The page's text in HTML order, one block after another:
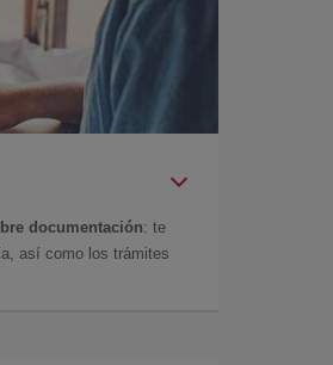
documentación: te
así como los trámites